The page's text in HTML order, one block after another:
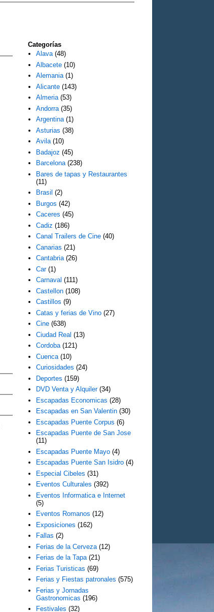
Categorías
Alava (48)
Albacete (10)
Alemania (1)
Alicante (143)
Almeria (53)
Andorra (35)
Argentina (1)
Asturias (38)
Avila (10)
Badajoz (45)
Barcelona (238)
Bares de tapas y Restaurantes
(11)
Brasil (2)
Burgos (42)
Caceres (45)
Cadiz (186)
Canal Trailers de Cine (40)
Canarias (21)
Cantabria (26)
Car (1)
Carnaval (111)
Castellon (108)
Castillos (9)
Catas y ferias de Vino (27)
Cine (638)
Ciudad Real (13)
Cordoba (121)
Cuenca (10)
Curiosidades (24)
Deportes (159)
DVD Venta y Alquiler (34)
Escapadas Economicas (28)
Escapadas en San Valentin (30)
Escapadas Puente Corpus (6)
Escapadas Puente de San Jose
(11)
Escapadas Puente Mayo (4)
Escapadas Puente San Isidro (4)
Especial Cibeles (31)
Eventos Culturales (392)
Eventos Informatica e Internet
(5)
Eventos Romanos (12)
Exposiciones (162)
Fallas (2)
Ferias de la Cerveza (12)
Ferias de la Tapa (21)
Ferias Turisticas (69)
Ferias y Fiestas patronales (575)
Ferias y Jornadas
Gastronomicas (196)
Festivales (32)